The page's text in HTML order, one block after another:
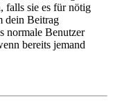
falls sie es für nötig
dein Beitrag
normale Benutzer
bereits jemand